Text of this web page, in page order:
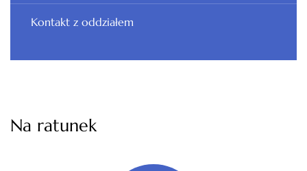
Kontakt z oddziałem
Na ratunek